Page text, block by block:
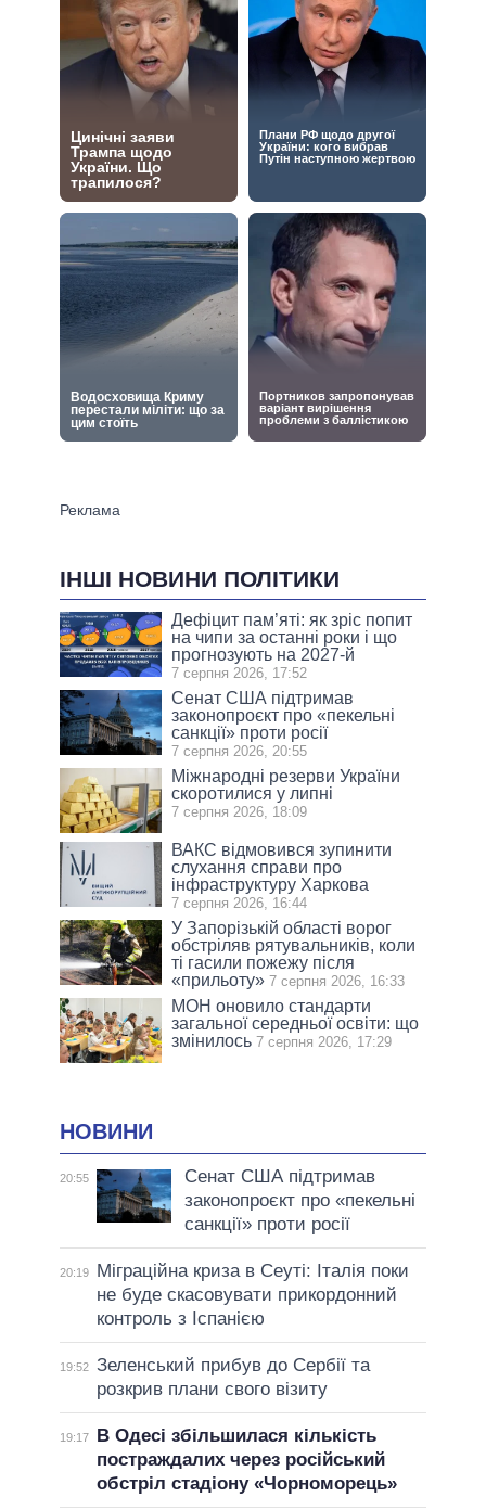
ІНШІ НОВИНИ ПОЛІТИКИ
Дефіцит пам’яті: як зріс попит
на чипи за останні роки і що
прогнозують на 2027-й
7 серпня 2026, 17:52
Сенат США підтримав
законопроєкт про «пекельні
санкції» проти росії
7 серпня 2026, 20:55
Міжнародні резерви України
скоротилися у липні
7 серпня 2026, 18:09
ВАКС відмовився зупинити
слухання справи про
інфраструктуру Харкова
7 серпня 2026, 16:44
У Запорізькій області ворог
обстріляв рятувальників, коли
ті гасили пожежу після
«прильоту» 7 серпня 2026, 16:33
МОН оновило стандарти
загальної середньої освіти: що
змінилось 7 серпня 2026, 17:29
НОВИНИ
20:55
Сенат США підтримав
законопроєкт про «пекельні
санкції» проти росії
20:19
Міграційна криза в Сеуті: Італія поки
не буде скасовувати прикордонний
контроль з Іспанією
19:52 Зеленський прибув до Сербії та
розкрив плани свого візиту
19:17
В Одесі збільшилася кількість
постраждалих через російський
обстріл стадіону «Чорноморець»